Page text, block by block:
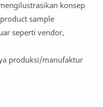
konsep
sample
seperti vendor,
produksi/manufaktur